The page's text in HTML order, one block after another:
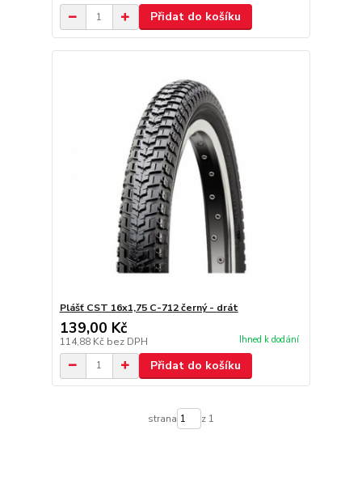
Přidat do košíku
Plášť CST 16x1,75 C-712 černý - drát
139,00 Kč
114,88 Kč bez DPH Ihned k dodání
Přidat do košíku
strana z 1